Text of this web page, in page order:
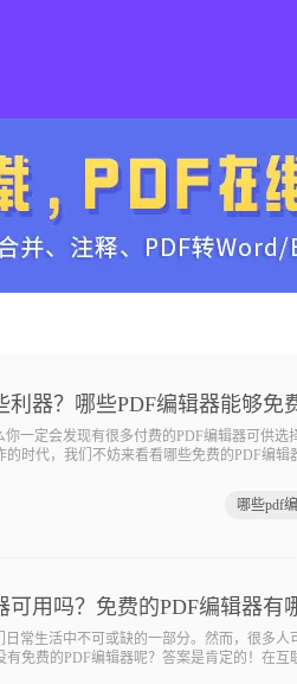
器？哪些PDF编辑器能够免
一定会发现有很多付费的PDF编辑器可供选
时代，我们不妨来看看哪些免费的PDF编辑
用吗？免费的PDF编辑器有
常生活中不可或缺的一部分。然而，很多
免费的PDF编辑器呢？答案是肯定的！在互